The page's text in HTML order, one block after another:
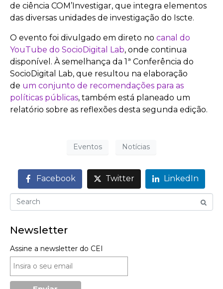
de ciência COM’Investigar, que integra elementos
das diversas unidades de investigação do Iscte.
O evento foi divulgado em direto no canal do
YouTube do SocioDigital Lab, onde continua
disponível. À semelhança da 1ª Conferência do
SocioDigital Lab, que resultou na elaboração
de um conjunto de recomendações para as
políticas públicas, também está planeado um
relatório sobre as reflexões desta segunda edição.
Eventos Notícias
Facebook Twitter LinkedIn
Newsletter
Assine a newsletter do CEI